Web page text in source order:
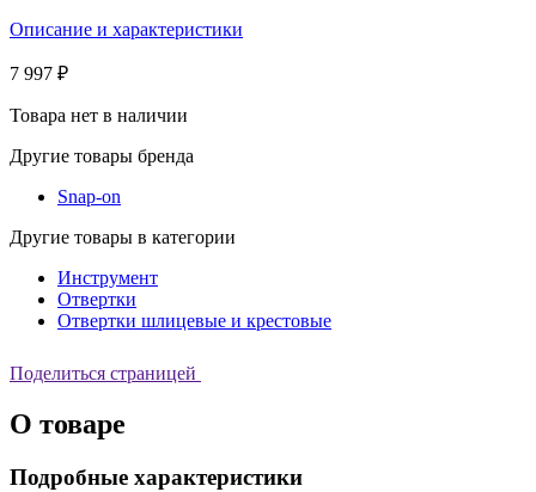
Описание и характеристики
7 997 ₽
Товара нет в наличии
Другие товары бренда
Snap-on
Другие товары в категории
Инструмент
Отвертки
Отвертки шлицевые и крестовые
Поделиться страницей
О товаре
Подробные характеристики